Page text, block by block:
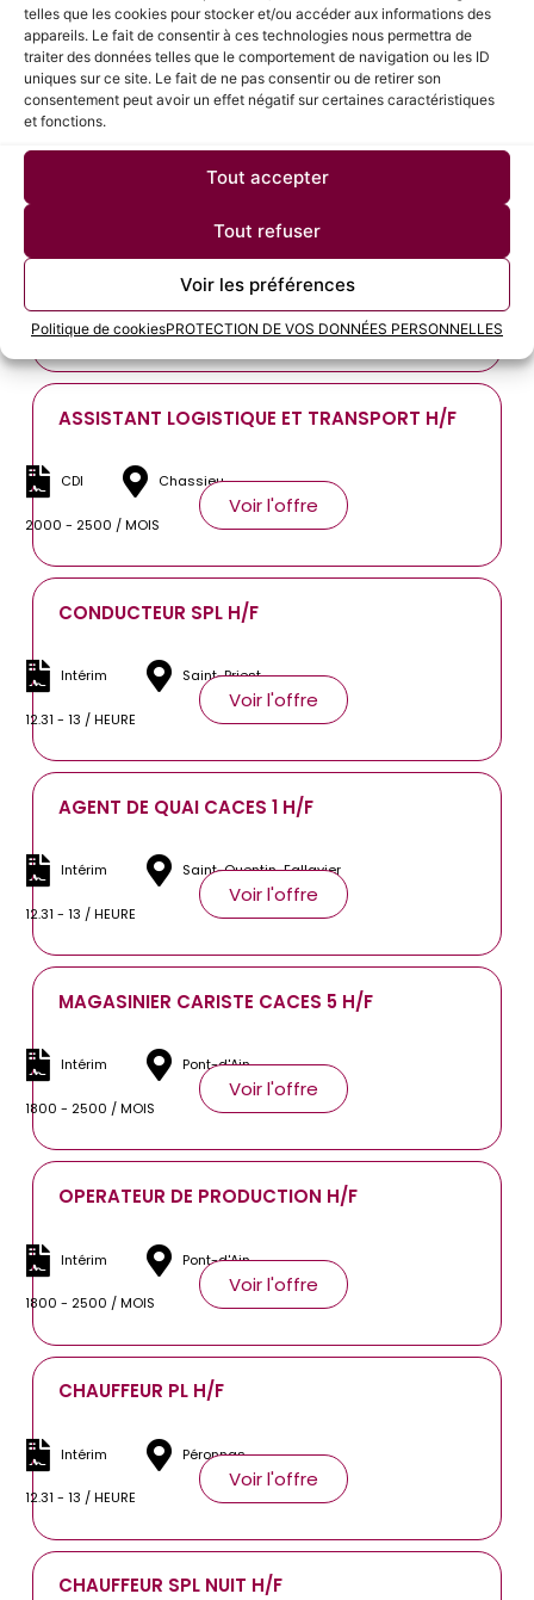
telles que les cookies pour stocker et/ou accéder aux informations des
appareils. Le fait de consentir à ces technologies nous permettra de
traiter des données telles que le comportement de navigation ou les ID
uniques sur ce site. Le fait de ne pas consentir ou de retirer son
consentement peut avoir un effet négatif sur certaines caractéristiques
et fonctions.
Tout accepter
Tout refuser
Voir les préférences
Politique de cookiesPROTECTION DE VOS DONNÉES PERSONNELLES
CHAUFFEUR PL H/F
Intérim Saint-Priest
Voir l'offre
CONDUCTEUR ROUTIER H/F
Estrablin
12.31 - 13 / HEURE
Voir l'offre
ASSISTANT LOGISTIQUE ET TRANSPORT H/F
CDI Chassieu
2000 - 2500 / MOIS
Voir l'offre
CONDUCTEUR SPL H/F
Intérim Saint-Priest
12.31 - 13 / HEURE
Voir l'offre
AGENT DE QUAI CACES 1 H/F
Intérim Saint-Quentin-Fallavier
12.31 - 13 / HEURE
Voir l'offre
MAGASINIER CARISTE CACES 5 H/F
Intérim Pont-d'Ain
1800 - 2500 / MOIS
Voir l'offre
OPERATEUR DE PRODUCTION H/F
Intérim Pont-d'Ain
1800 - 2500 / MOIS
Voir l'offre
CHAUFFEUR PL H/F
Intérim Péronnas
12.31 - 13 / HEURE
Voir l'offre
CHAUFFEUR SPL NUIT H/F